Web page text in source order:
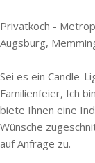
Privatkoch -
Augsburg,
Sei es ein Candle-
Familienfeier, Ich
biete Ihnen eine
Wünsche
auf Anfrage zu.